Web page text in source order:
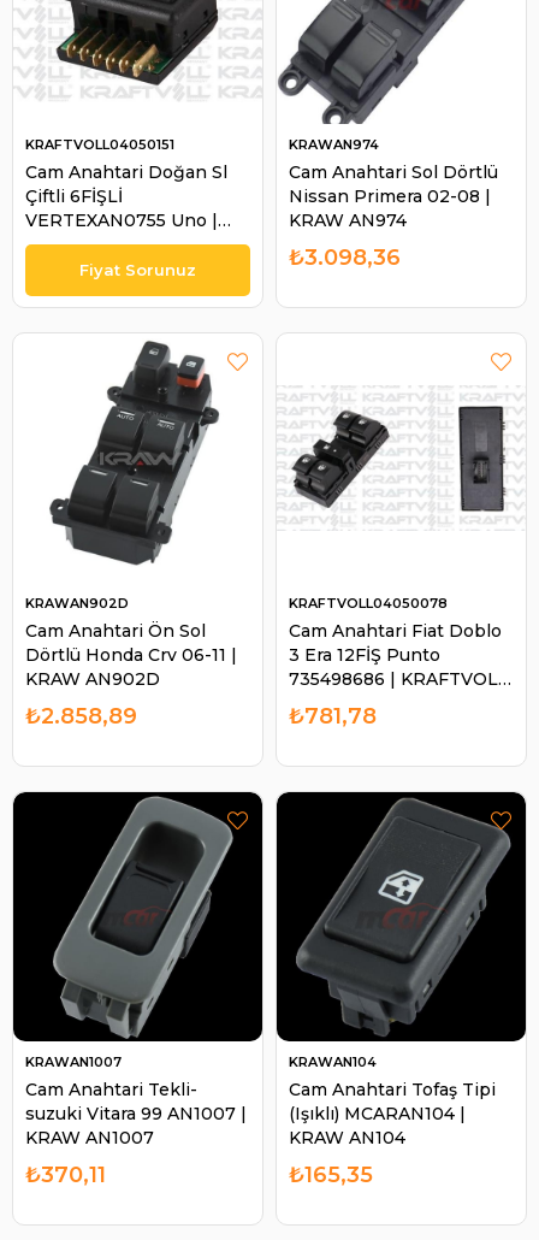
Cam Anahtari Doğan Sl
Çiftli 6FİŞLİ
VERTEXAN0755 Uno |
KRAFTVOL L04050151
KRAFTVOLL04050151
Cam Anahtari Sol Dörtlü
Nissan Primera 02-08 |
KRAW AN974
KRAWAN974
₺3.098,36
Cam Anahtari Ön Sol
Dörtlü Honda Crv 06-11 |
KRAW AN902D
KRAWAN902D
₺2.858,89
Cam Anahtari Fiat Doblo
3 Era 12FİŞ Punto
735498686 | KRAFTVOL
L04050078
KRAFTVOLL04050078
₺781,78
Cam Anahtari Tekli-
suzuki Vitara 99 AN1007 |
KRAW AN1007
KRAWAN1007
₺370,11
Cam Anahtari Tofaş Tipi
(Işıklı) MCARAN104 |
KRAW AN104
KRAWAN104
₺165,35